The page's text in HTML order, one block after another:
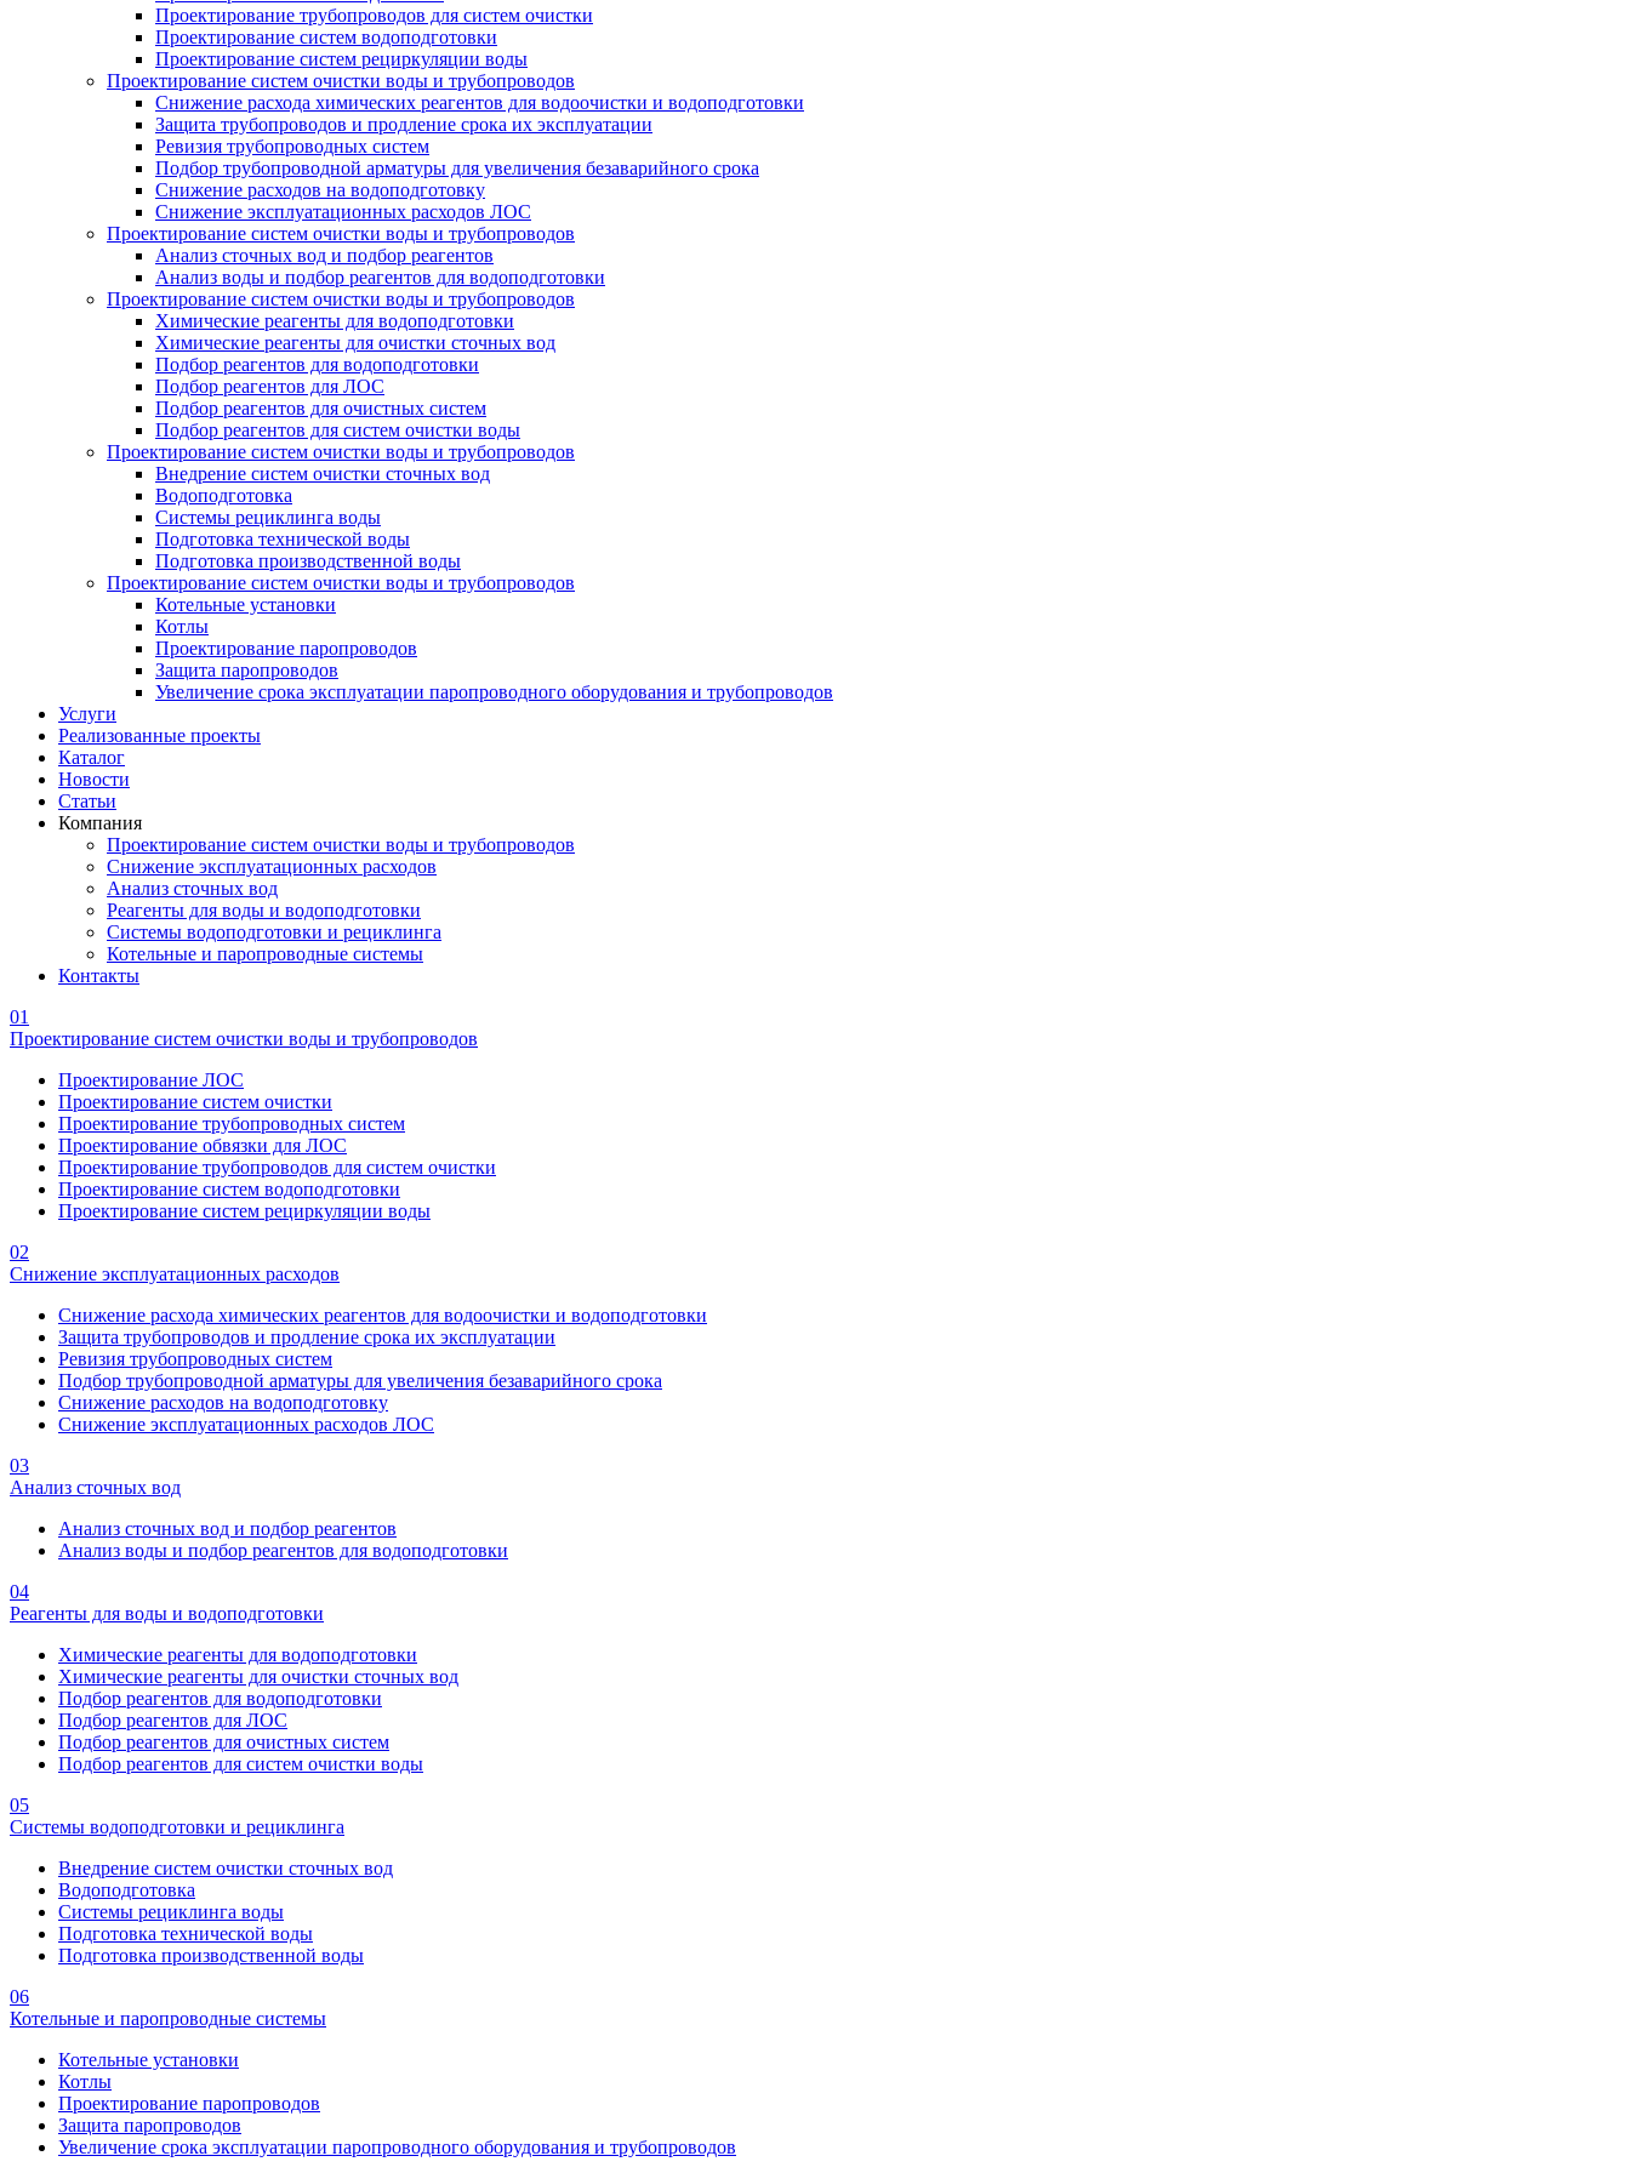
Проектирование трубопроводов для систем очистки
Проектирование систем водоподготовки
Проектирование систем рециркуляции воды
Проектирование систем очистки воды и трубопроводов
Снижение расхода химических реагентов для водоочистки и водоподготовки
Защита трубопроводов и продление срока их эксплуатации
Ревизия трубопроводных систем
Подбор трубопроводной арматуры для увеличения безаварийного срока
Снижение расходов на водоподготовку
Снижение эксплуатационных расходов ЛОС
Проектирование систем очистки воды и трубопроводов
Анализ сточных вод и подбор реагентов
Анализ воды и подбор реагентов для водоподготовки
Проектирование систем очистки воды и трубопроводов
Химические реагенты для водоподготовки
Химические реагенты для очистки сточных вод
Подбор реагентов для водоподготовки
Подбор реагентов для ЛОС
Подбор реагентов для очистных систем
Подбор реагентов для систем очистки воды
Проектирование систем очистки воды и трубопроводов
Внедрение систем очистки сточных вод
Водоподготовка
Системы рециклинга воды
Подготовка технической воды
Подготовка производственной воды
Проектирование систем очистки воды и трубопроводов
Котельные установки
Котлы
Проектирование паропроводов
Защита паропроводов
Увеличение срока эксплуатации паропроводного оборудования и трубопроводов
Услуги
Реализованные проекты
Каталог
Новости
Статьи
Компания
Проектирование систем очистки воды и трубопроводов
Снижение эксплуатационных расходов
Анализ сточных вод
Реагенты для воды и водоподготовки
Системы водоподготовки и рециклинга
Котельные и паропроводные системы
Контакты
01
Проектирование систем очистки воды и трубопроводов
Проектирование ЛОС
Проектирование систем очистки
Проектирование трубопроводных систем
Проектирование обвязки для ЛОС
Проектирование трубопроводов для систем очистки
Проектирование систем водоподготовки
Проектирование систем рециркуляции воды
02
Снижение эксплуатационных расходов
Снижение расхода химических реагентов для водоочистки и водоподготовки
Защита трубопроводов и продление срока их эксплуатации
Ревизия трубопроводных систем
Подбор трубопроводной арматуры для увеличения безаварийного срока
Снижение расходов на водоподготовку
Снижение эксплуатационных расходов ЛОС
03
Анализ сточных вод
Анализ сточных вод и подбор реагентов
Анализ воды и подбор реагентов для водоподготовки
04
Реагенты для воды и водоподготовки
Химические реагенты для водоподготовки
Химические реагенты для очистки сточных вод
Подбор реагентов для водоподготовки
Подбор реагентов для ЛОС
Подбор реагентов для очистных систем
Подбор реагентов для систем очистки воды
05
Системы водоподготовки и рециклинга
Внедрение систем очистки сточных вод
Водоподготовка
Системы рециклинга воды
Подготовка технической воды
Подготовка производственной воды
06
Котельные и паропроводные системы
Котельные установки
Котлы
Проектирование паропроводов
Защита паропроводов
Увеличение срока эксплуатации паропроводного оборудования и трубопроводов